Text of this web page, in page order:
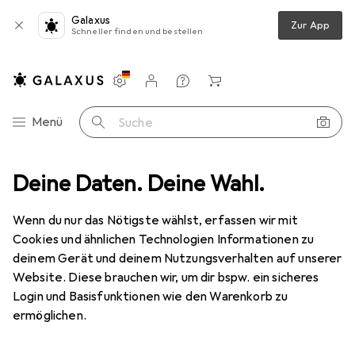
Deine Daten. Deine Wahl.
Wenn du nur das Nötigste wählst, erfassen wir mit
Cookies und ähnlichen Technologien Informationen zu
deinem Gerät und deinem Nutzungsverhalten auf unserer
Website. Diese brauchen wir, um dir bspw. ein sicheres
Login und Basisfunktionen wie den Warenkorb zu
ermöglichen.
Galaxus
Schneller finden und bestellen Zur App
Navigation nach Kategorien
Menü Suche
Einstellungen
Kundenkonto
Vergleichslisten
Merklisten
Warenkorb
Netzwerkkamera Hanwha Netzwerkkamera QNO-8080R
5 Bilder
HanwhaNetzwerkkamera QNO-
8080R
EUR
482,66